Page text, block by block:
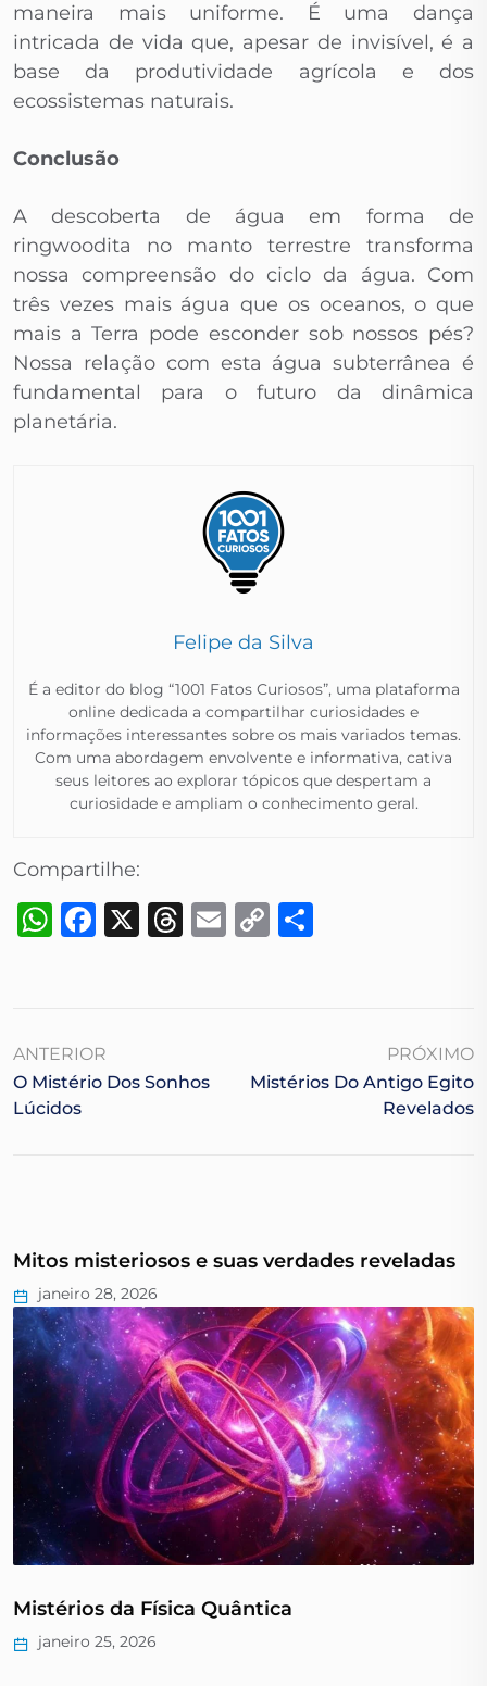
maneira mais uniforme. É uma dança
intricada de vida que, apesar de invisível, é a
base da produtividade agrícola e dos
ecossistemas naturais.
Conclusão
A descoberta de água em forma de
ringwoodita no manto terrestre transforma
nossa compreensão do ciclo da água. Com
três vezes mais água que os oceanos, o que
mais a Terra pode esconder sob nossos pés?
Nossa relação com esta água subterrânea é
fundamental para o futuro da dinâmica
planetária.
Felipe da Silva
É a editor do blog “1001 Fatos Curiosos”, uma plataforma
online dedicada a compartilhar curiosidades e
informações interessantes sobre os mais variados temas.
Com uma abordagem envolvente e informativa, cativa
seus leitores ao explorar tópicos que despertam a
curiosidade e ampliam o conhecimento geral.​
Compartilhe:
WhatsApp
Facebook
X Threads
Email
Copy
ANTERIOR
O Mistério Dos Sonhos
Lúcidos
PRÓXIMO
Mistérios Do Antigo Egito
Revelados
Mitos misteriosos e suas verdades reveladas
janeiro 28, 2026
Mistérios da Física Quântica
janeiro 25, 2026